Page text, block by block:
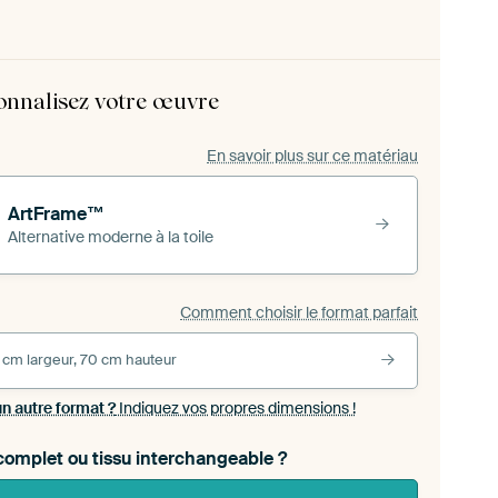
votre œuvre
En savoir plus sur ce matériau
ArtFrame™
Alternative moderne à la toile
Comment choisir le format parfait
largeur, 70 cm hauteur
autre format ?Indiquez vos propres dimensions !
ou tissu interchangeable ?